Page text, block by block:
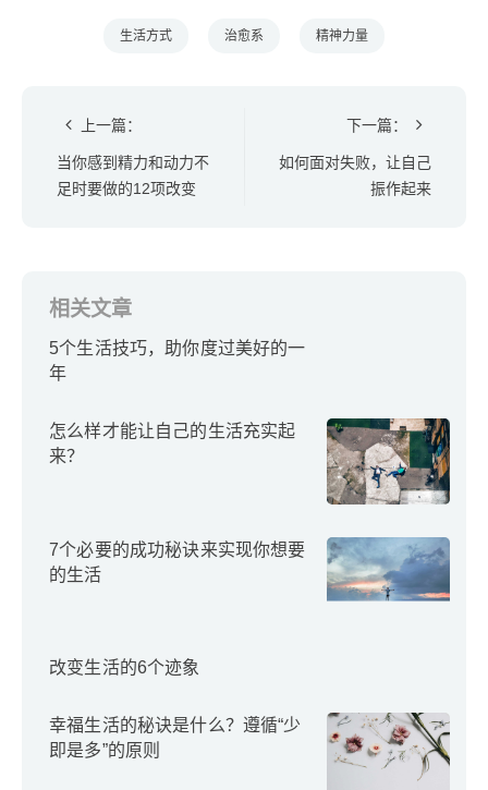
生活方式 治愈系 精神力量
上一篇：
当你感到精力和动力不
足时要做的12项改变
下一篇：
如何面对失败，让自己
振作起来
相关文章
5个生活技巧，助你度过美好的一
年
怎么样才能让自己的生活充实起
来？
7个必要的成功秘诀来实现你想要
的生活
改变生活的6个迹象
幸福生活的秘诀是什么？遵循“少
即是多”的原则